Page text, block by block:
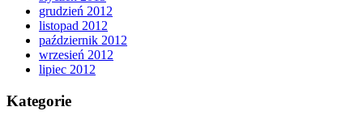
grudzień 2012
listopad 2012
październik 2012
wrzesień 2012
lipiec 2012
Kategorie